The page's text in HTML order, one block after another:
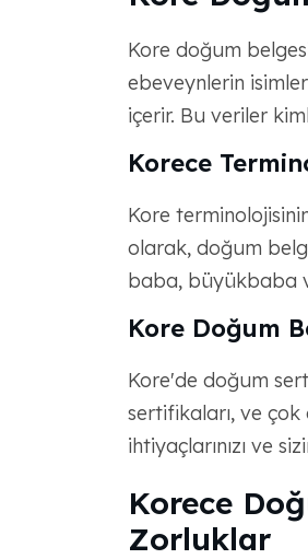
Kore doğum
ebeveynlerin
içerir. Bu veriler
Korece
Kore
olarak, doğum
baba, büyükbaba
Kore Doğum
Kore'de doğum
sertifikaları, ve
ihtiyaçlarınızı ve
Korece
Zorluklar